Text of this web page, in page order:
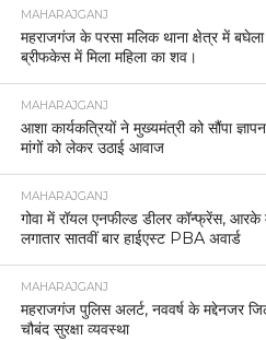
MAHARAJGANJ
महराजगंज के परसा मलिक थाना क्षेत्र में
ब्रीफकेस में मिला महिला का शव।
MAHARAJGANJ
आशा कार्यकत्रियों ने मुख्यमंत्री को सौंपा
मांगों को लेकर उठाई आवाज
MAHARAJGANJ
गोवा में रॉयल एनफील्ड डीलर कॉन्फ्रेंस, आरके
लगातार सातवीं बार हाईएस्ट PBA अवार्ड
MAHARAJGANJ
महराजगंज पुलिस अलर्ट, नववर्ष के मद्देनजर
चौबंद सुरक्षा व्यवस्था